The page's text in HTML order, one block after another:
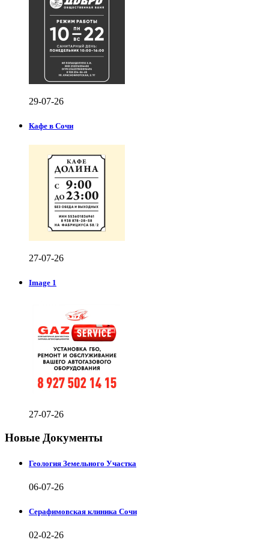
29-07-26
Кафе в Сочи
27-07-26
Image 1
27-07-26
Новые Документы
Геология Земельного Участка
06-07-26
Серафимовская клиника Сочи
02-02-26